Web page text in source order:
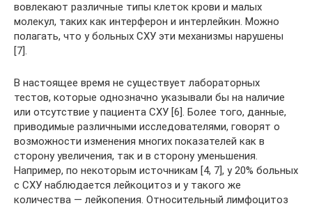
вовлекают различные типы клеток крови и малых
молекул, таких как интерферон и интерлейкин. Можно
полагать, что у больных СХУ эти механизмы нарушены
[7].
В настоящее время не существует лабораторных
тестов, которые однозначно указывали бы на наличие
или отсутствие у пациента СХУ [6]. Более того, данные,
приводимые различными исследователями, говорят о
возможности изменения многих показателей как в
сторону увеличения, так и в сторону уменьшения.
Например, по некоторым источникам [4, 7], у 20% больных
с СХУ наблюдается лейкоцитоз и у такого же
количества — лейкопения. Относительный лимфоцитоз